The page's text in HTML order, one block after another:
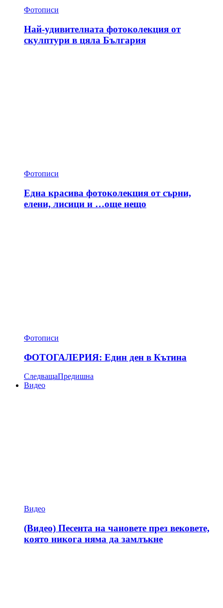
Фотописи
Най-удивителната фотоколекция от
скулптури в цяла България
Фотописи
Една красива фотоколекция от сърни,
елени, лисици и …още нещо
Фотописи
ФОТОГАЛЕРИЯ: Един ден в Кътина
СледващаПредишна
Видео
Видео
(Видео) Песента на чановете през вековете,
която никога няма да замлъкне